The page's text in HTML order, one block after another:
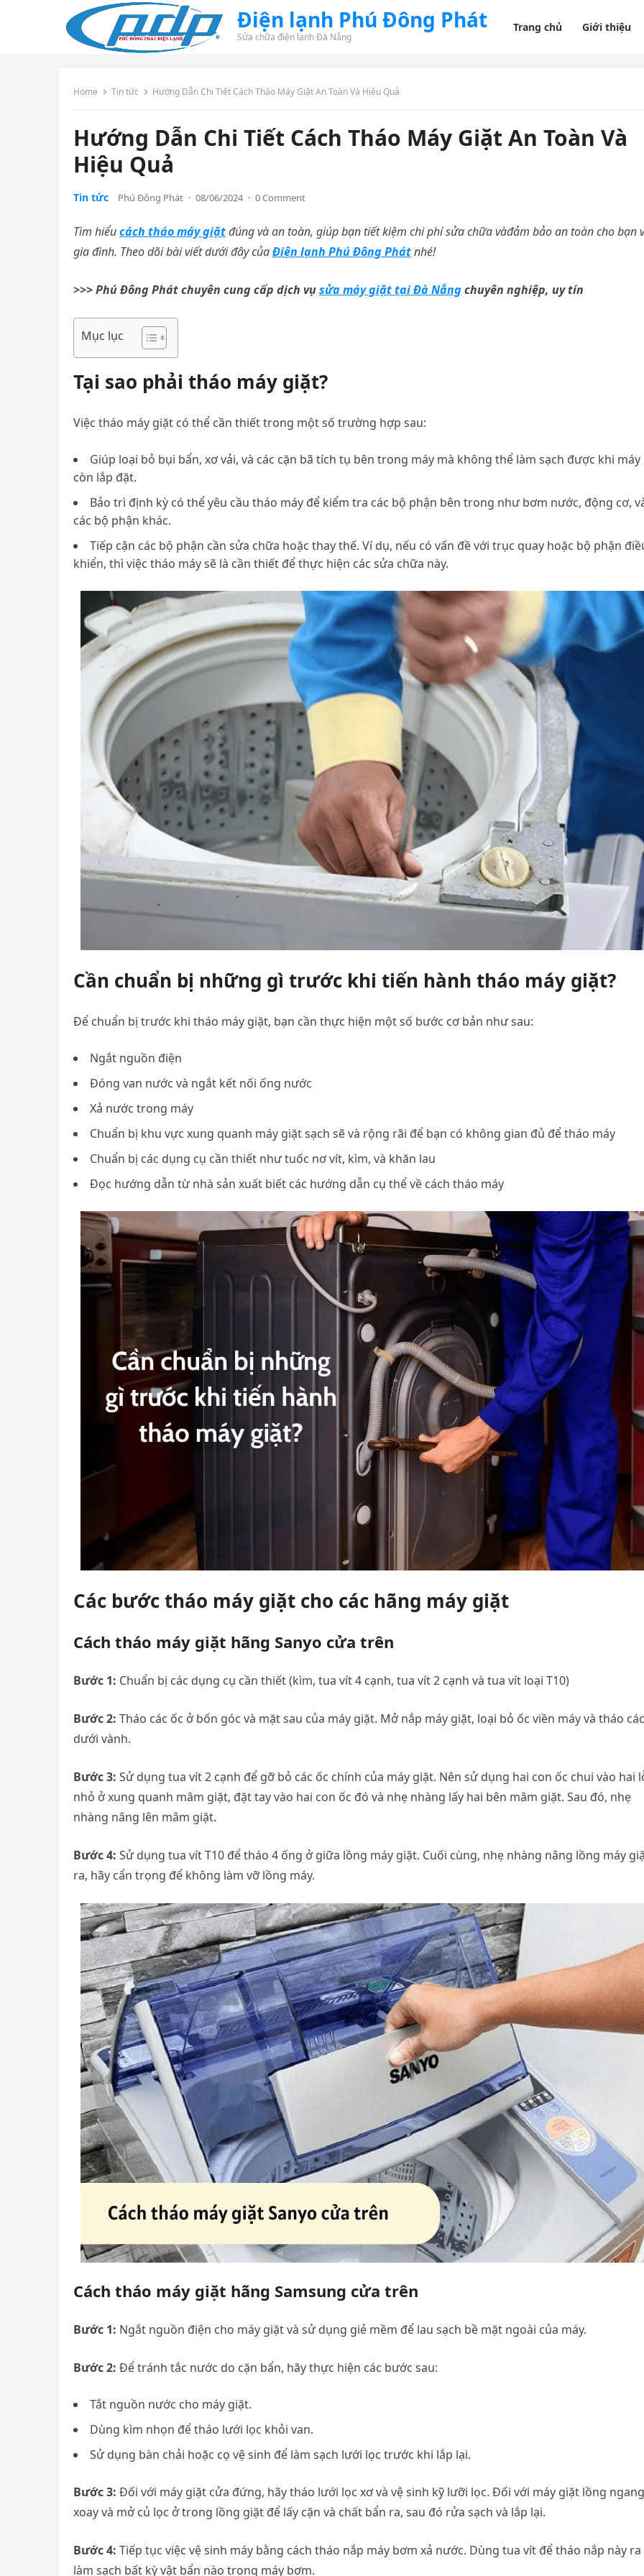
Điện lạnh Phú Đông Phát
Sửa chữa điện lạnh Đà Nẵng
Trang chủ Giới thiệu
Home Tin tức Hướng Dẫn Chi Tiết Cách Tháo Máy Giặt An Toàn Và Hiệu Quả
Hướng Dẫn Chi Tiết Cách Tháo Máy Giặt An Toàn Và
Hiệu Quả
Tin tức Phú Đông Phát · 08/06/2024 · 0 Comment
Tìm hiểucách tháo máy giặtđúng và an toàn, giúp bạn tiết kiệm chi phí sửa chữa vàđảm bảo an toàn cho bạn
gia đình. Theo dõi bài viết dưới đây củaĐiện lạnh Phú Đông Phátnhé!
>>> Phú Đông Phát chuyên cung cấp dịch vụsửa máy giặt tại Đà Nẵngchuyên nghiệp, uy tín
Mục lục
Tại sao phải tháo máy giặt?
Việc tháo máy giặt có thể cần thiết trong một số trường hợp sau:
Giúp loại bỏ bụi bẩn, xơ vải, và các cặn bã tích tụ bên trong máy mà không thể làm sạch được khi máy
còn lắp đặt.
Bảo trì định kỳ có thể yêu cầu tháo máy để kiểm tra các bộ phận bên trong như bơm nước, động cơ,
các bộ phận khác.
Tiếp cận các bộ phận cần sửa chữa hoặc thay thế. Ví dụ, nếu có vấn đề với trục quay hoặc bộ phận
khiển, thì việc tháo máy sẽ là cần thiết để thực hiện các sửa chữa này.
Cần chuẩn bị những gì trước khi tiến hành tháo máy giặt?
Để chuẩn bị trước khi tháo máy giặt, bạn cần thực hiện một số bước cơ bản như sau:
Ngắt nguồn điện
Đóng van nước và ngắt kết nối ống nước
Xả nước trong máy
Chuẩn bị khu vực xung quanh máy giặt sạch sẽ và rộng rãi để bạn có không gian đủ để tháo máy
Chuẩn bị các dụng cụ cần thiết như tuốc nơ vít, kìm, và khăn lau
Đọc hướng dẫn từ nhà sản xuất biết các hướng dẫn cụ thể về cách tháo máy
Các bước tháo máy giặt cho các hãng máy giặt
Cách tháo máy giặt hãng Sanyo cửa trên
Bước 1: Chuẩn bị các dụng cụ cần thiết (kìm, tua vít 4 cạnh, tua vít 2 cạnh và tua vít loại T10)
Bước 2: Tháo các ốc ở bốn góc và mặt sau của máy giặt. Mở nắp máy giặt, loại bỏ ốc viền máy và tháo
dưới vành.
Bước 3: Sử dụng tua vít 2 cạnh để gỡ bỏ các ốc chính của máy giặt. Nên sử dụng hai con ốc chui vào hai
nhỏ ở xung quanh mâm giặt, đặt tay vào hai con ốc đó và nhẹ nhàng lấy hai bên mâm giặt. Sau đó, nhẹ
nhàng nâng lên mâm giặt.
Bước 4: Sử dụng tua vít T10 để tháo 4 ống ở giữa lồng máy giặt. Cuối cùng, nhẹ nhàng nâng lồng máy
ra, hãy cẩn trọng để không làm vỡ lồng máy.
Cách tháo máy giặt hãng Samsung cửa trên
Bước 1: Ngắt nguồn điện cho máy giặt và sử dụng giẻ mềm để lau sạch bề mặt ngoài của máy.
Bước 2: Để tránh tắc nước do cặn bẩn, hãy thực hiện các bước sau:
Tắt nguồn nước cho máy giặt.
Dùng kìm nhọn để tháo lưới lọc khỏi van.
Sử dụng bàn chải hoặc cọ vệ sinh để làm sạch lưới lọc trước khi lắp lại.
Bước 3: Đối với máy giặt cửa đứng, hãy tháo lưới lọc xơ và vệ sinh kỹ lưỡi lọc. Đối với máy giặt lồng
xoay và mở củ lọc ở trong lồng giặt để lấy cặn và chất bẩn ra, sau đó rửa sạch và lắp lại.
Bước 4: Tiếp tục việc vệ sinh máy bằng cách tháo nắp máy bơm xả nước. Dùng tua vít để tháo nắp này ra
làm sạch bất kỳ vật bẩn nào trong máy bơm.